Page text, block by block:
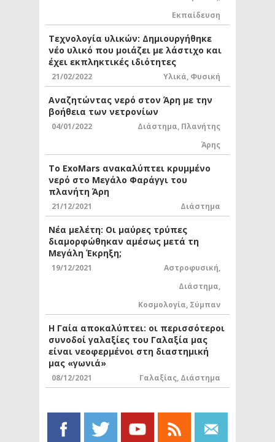
Εκπαίδευση
Τεχνολογία υλικών: Δημιουργήθηκε
νέο υλικό που μοιάζει με λάστιχο και
έχει εκπληκτικές ιδιότητες
21/02/2022 Υλικά, Φυσική
Αναζητώντας νερό στον Άρη με την
βοήθεια των νετρονίων
04/01/2022 Διάστημα, Πλανήτης
Άρης
Το ExoMars ανακαλύπτει κρυμμένο
νερό στο Μεγάλο Φαράγγι του
πλανήτη Άρη
21/12/2021 Διάστημα
Νέα μελέτη: Οι μαύρες τρύπες
διαμορφώθηκαν αμέσως μετά τη
Μεγάλη Έκρηξη;
19/12/2021 Αστροφυσική,
Διάστημα,
Κοσμολογία, Σύμπαν
Η Γαία αποκαλύπτει: οι περισσότεροι
συνοδοί γαλαξίες του Γαλαξία μας
είναι νεοφερμένοι στη διαστημική
μας «γωνιά»
08/12/2021 Γαλαξίας, Διάστημα